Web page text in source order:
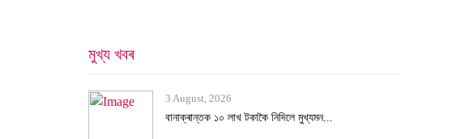
মুখ্য খবৰ
3 August, 2026
বানাক্ৰান্তক ১০ লাখ টকাকৈ নিদিলে মুখ্যমন...